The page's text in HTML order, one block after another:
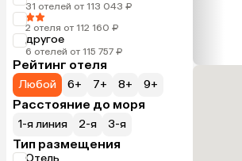
31 отелей от 113 043 ₽
2 отеля от 112 160 ₽
другое
6 отелей от 115 757 ₽
Рейтинг отеля
Любой 6+ 7+ 8+ 9+
Расстояние до моря
1-я линия 2-я 3-я
Тип размещения
Отель